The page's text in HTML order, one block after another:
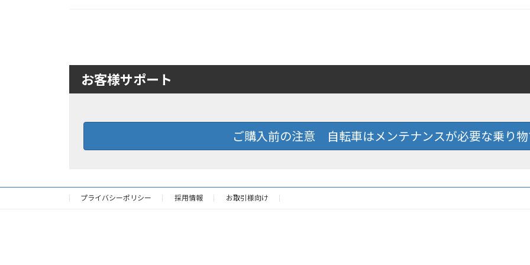
お客様サポート
ご購入前の注意 自転車はメンテナンスが必要な乗り物
プライバシーポリシー 採用情報 お取引様向け